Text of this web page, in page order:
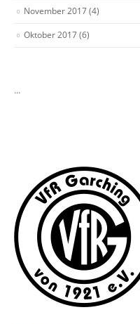
November 2017(4)
Oktober 2017(6)
...